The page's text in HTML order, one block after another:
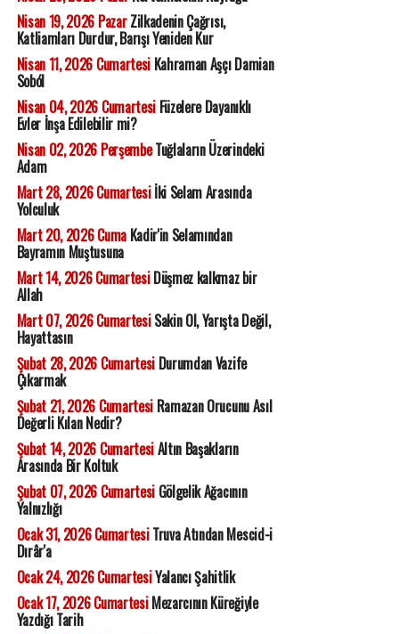
Nisan 19, 2026 PazarZilkadenin Çağrısı,
Katliamları Durdur, Barışı Yeniden Kur
Nisan 11, 2026 CumartesiKahraman Aşçı Damian
Soból
Nisan 04, 2026 CumartesiFüzelere Dayanıklı
Evler İnşa Edilebilir mi?
Nisan 02, 2026 PerşembeTuğlaların Üzerindeki
Adam
Mart 28, 2026 Cumartesiİki Selam Arasında
Yolculuk
Mart 20, 2026 CumaKadir'in Selamından
Bayramın Muştusuna
Mart 14, 2026 CumartesiDüşmez kalkmaz bir
Allah
Mart 07, 2026 CumartesiSakin Ol, Yarışta Değil,
Hayattasın
Şubat 28, 2026 CumartesiDurumdan Vazife
Çıkarmak
Şubat 21, 2026 CumartesiRamazan Orucunu Asıl
Değerli Kılan Nedir?
Şubat 14, 2026 CumartesiAltın Başakların
Arasında Bir Koltuk
Şubat 07, 2026 CumartesiGölgelik Ağacının
Yalnızlığı
Ocak 31, 2026 CumartesiTruva Atından Mescid-i
Dırâr'a
Ocak 24, 2026 CumartesiYalancı Şahitlik
Ocak 17, 2026 CumartesiMezarcının Küreğiyle
Yazdığı Tarih